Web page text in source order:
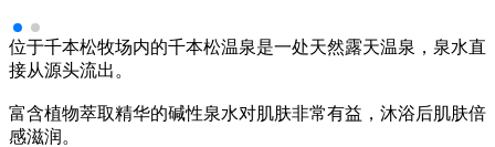
位于千本松牧场内的千本松温泉是一处天然露天温泉，泉水直
接从源头流出。
富含植物萃取精华的碱性泉水对肌肤非常有益，沐浴后肌肤倍
感滋润。